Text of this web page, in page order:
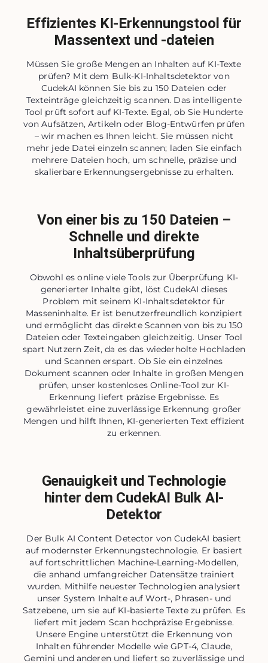
Effizientes KI-Erkennungstool für
Massentext und -dateien
Müssen Sie große Mengen an Inhalten auf KI-Texte
prüfen? Mit dem Bulk-KI-Inhaltsdetektor von
CudekAI können Sie bis zu 150 Dateien oder
Texteinträge gleichzeitig scannen. Das intelligente
Tool prüft sofort auf KI-Texte. Egal, ob Sie Hunderte
von Aufsätzen, Artikeln oder Blog-Entwürfen prüfen
– wir machen es Ihnen leicht. Sie müssen nicht
mehr jede Datei einzeln scannen; laden Sie einfach
mehrere Dateien hoch, um schnelle, präzise und
skalierbare Erkennungsergebnisse zu erhalten.
Von einer bis zu 150 Dateien –
Schnelle und direkte
Inhaltsüberprüfung
Obwohl es online viele Tools zur Überprüfung KI-
generierter Inhalte gibt, löst CudekAI dieses
Problem mit seinem KI-Inhaltsdetektor für
Masseninhalte. Er ist benutzerfreundlich konzipiert
und ermöglicht das direkte Scannen von bis zu 150
Dateien oder Texteingaben gleichzeitig. Unser Tool
spart Nutzern Zeit, da es das wiederholte Hochladen
und Scannen erspart. Ob Sie ein einzelnes
Dokument scannen oder Inhalte in großen Mengen
prüfen, unser kostenloses Online-Tool zur KI-
Erkennung liefert präzise Ergebnisse. Es
gewährleistet eine zuverlässige Erkennung großer
Mengen und hilft Ihnen, KI-generierten Text effizient
zu erkennen.
Genauigkeit und Technologie
hinter dem CudekAI Bulk AI-
Detektor
Der Bulk AI Content Detector von CudekAI basiert
auf modernster Erkennungstechnologie. Er basiert
auf fortschrittlichen Machine-Learning-Modellen,
die anhand umfangreicher Datensätze trainiert
wurden. Mithilfe neuester Technologien analysiert
unser System Inhalte auf Wort-, Phrasen- und
Satzebene, um sie auf KI-basierte Texte zu prüfen. Es
liefert mit jedem Scan hochpräzise Ergebnisse.
Unsere Engine unterstützt die Erkennung von
Inhalten führender Modelle wie GPT‑4, Claude,
Gemini und anderen und liefert so zuverlässige und